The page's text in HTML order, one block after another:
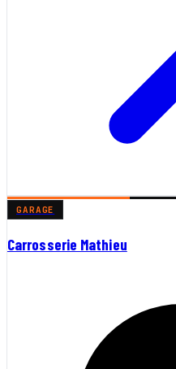
GARAGE
Carrosserie Mathieu